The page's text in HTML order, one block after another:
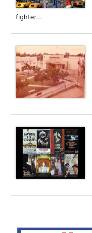
fighter...